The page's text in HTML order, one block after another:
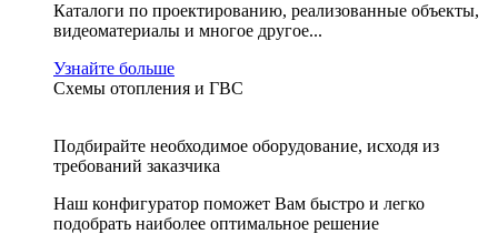
Каталоги по проектированию, реализованные объекты,
видеоматериалы и многое другое...
Узнайте больше
Схемы отопления и ГВС
Подбирайте необходимое оборудование, исходя из
требований заказчика
Наш конфигуратор поможет Вам быстро и легко
подобрать наиболее оптимальное решение